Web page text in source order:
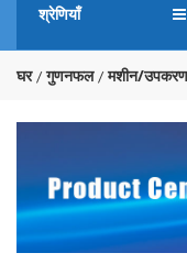
श्रेणियाँ
घर गुणनफल मशीन/उपकरण